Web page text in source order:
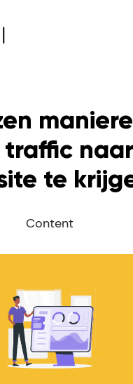
traffic
te
Content